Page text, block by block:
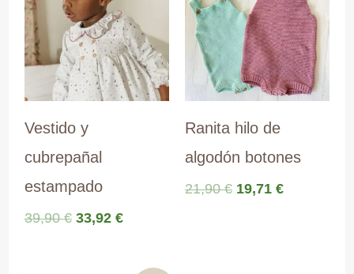
Vestido y
cubrepañal
estampado
39,90€ El
33,92 €El
Ranita hilo de
algodón botones
21,90€ El
19,71 €El